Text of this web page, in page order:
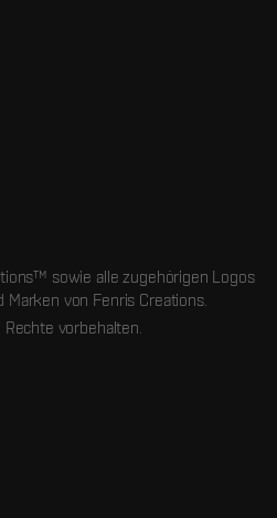
sowie alle zugehörigen Logos
von Fenris Creations.
vorbehalten.